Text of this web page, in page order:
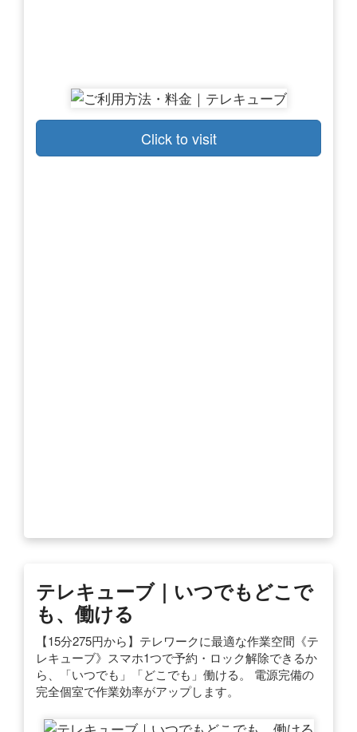
Click to visit
テレキューブ｜いつでもどこで
も、働ける
【15分275円から】テレワークに最適な作業空間《テ
レキューブ》スマホ1つで予約・ロック解除できるか
ら、「いつでも」「どこでも」働ける。 電源完備の
完全個室で作業効率がアップします。